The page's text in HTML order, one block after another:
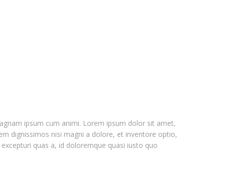
ipsum cum animi. Lorem ipsum dolor sit amet,
dignissimos nisi magni a dolore, et inventore optio,
quas a, id doloremque quasi iusto quo